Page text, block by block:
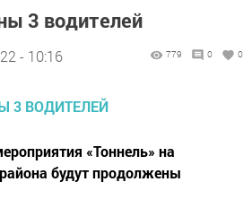
- 10:16
будут продолжены